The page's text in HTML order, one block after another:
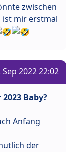
zwischen
ist mir erstmal
Sep 2022 22:02
Baby?
Anfang
der